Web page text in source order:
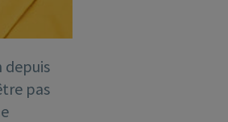
depuis
pas